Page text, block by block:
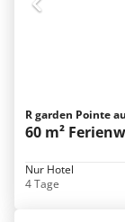
R garden Pointe
60 m²
Nur Hotel
4 Tage